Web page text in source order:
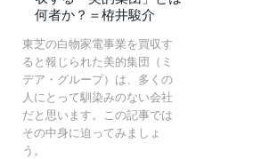
何者か？＝栫井駿介
東芝の白物家電事業を買収す
ると報じられた美的集団（ミ
デア・グループ）は、多くの
人にとって馴染みのない会社
だと思います。この記事では
その中身に迫ってみましょ
う。